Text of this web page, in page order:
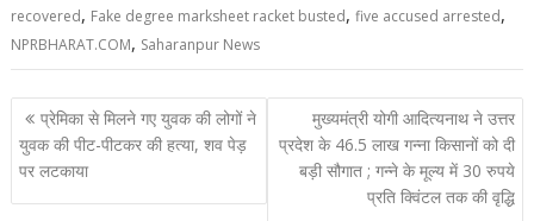
recovered, Fake degree marksheet racket busted,five accused arrested,
NPRBHARAT.COM, Saharanpur News
Post
navigation
प्रेमिका से मिलने गए युवक की लोगों ने
युवक की पीट-पीटकर की हत्या, शव पेड़
पर लटकाया
मुख्यमंत्री योगी आदित्यनाथ ने उत्तर
प्रदेश के 46.5 लाख गन्ना किसानों को दी
बड़ी सौगात ; गन्ने के मूल्य में 30 रुपये
प्रति क्विंटल तक की वृद्धि